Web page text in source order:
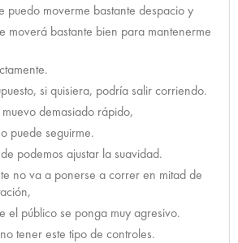
puedo moverme bastante despacio y
moverá bastante bien para mantenerme
si quisiera, podría salir corriendo.
demasiado rápido,
puede seguirme.
podemos ajustar la suavidad.
no va a ponerse a correr en mitad de
el público se ponga muy agresivo.
tener este tipo de controles.